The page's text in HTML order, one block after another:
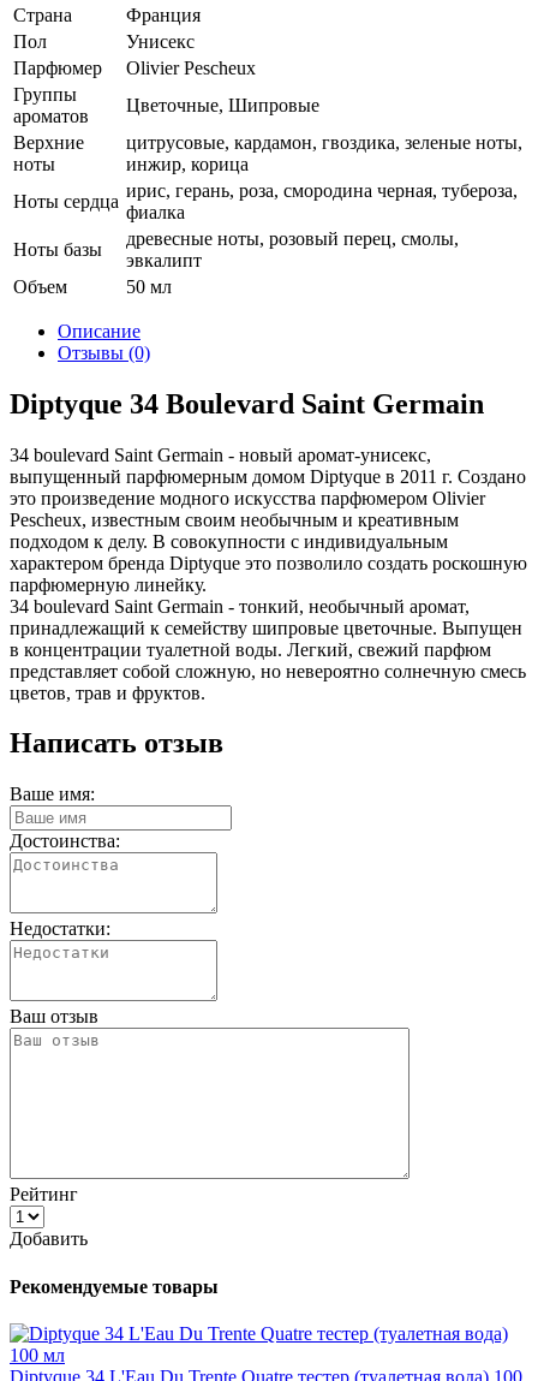
Страна
Франция
Пол
Унисекс
Парфюмер
Olivier Pescheux
Группы
ароматов
Цветочные, Шипровые
Верхние
ноты
цитрусовые, кардамон, гвоздика, зеленые ноты,
инжир, корица
Ноты сердца
ирис, герань, роза, смородина черная, тубероза,
фиалка
Ноты базы
древесные ноты, розовый перец, смолы,
эвкалипт
Объем
50 мл
Описание
Отзывы (0)
Diptyque 34 Boulevard Saint Germain
34 boulevard Saint Germain - новый аромат-унисекс,
выпущенный парфюмерным домом Diptyque в 2011 г. Создано
это произведение модного искусства парфюмером Olivier
Pescheux, известным своим необычным и креативным
подходом к делу. В совокупности с индивидуальным
характером бренда Diptyque это позволило создать роскошную
парфюмерную линейку.
34 boulevard Saint Germain - тонкий, необычный аромат,
принадлежащий к семейству шипровые цветочные. Выпущен
в концентрации туалетной воды. Легкий, свежий парфюм
представляет собой сложную, но невероятно солнечную смесь
цветов, трав и фруктов.
Написать отзыв
Ваше имя:
Достоинства:
Недостатки:
Ваш отзыв
Рейтинг
Добавить
Рекомендуемые товары
Diptyque 34 L'Eau Du Trente Quatre тестер (туалетная вода) 100